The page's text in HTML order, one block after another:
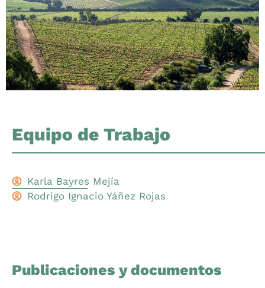
Equipo de Trabajo
Karla Bayres Mejía
Rodrigo Ignacio Yáñez Rojas
Publicaciones y documentos